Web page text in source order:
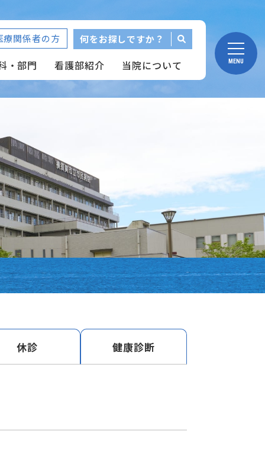
療関係者の方 何をお探しですか？
・部門 看護部紹介 当院について
休診 健康診断